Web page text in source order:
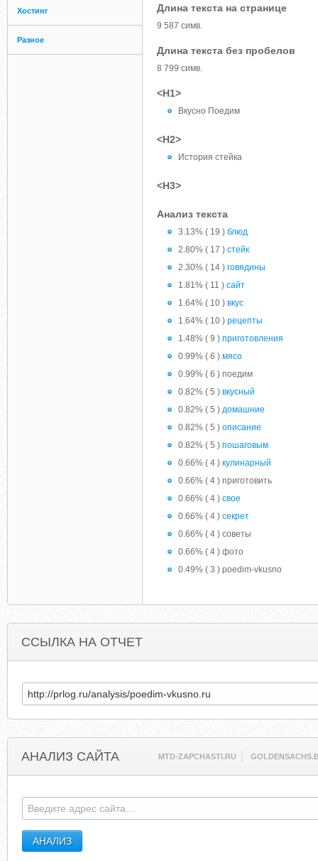
Хостинг
Разное
Длина текста на странице
9 587 симв.
Длина текста без пробелов
8 799 симв.
<H1>
Вкусно Поедим
<H2>
История стейка
<H3>
Анализ текста
3.13% ( 19 ) блюд
2.80% ( 17 ) стейк
2.30% ( 14 ) говядины
1.81% ( 11 ) сайт
1.64% ( 10 ) вкус
1.64% ( 10 ) рецепты
1.48% ( 9 ) приготовления
0.99% ( 6 ) мясо
0.99% ( 6 ) поедим
0.82% ( 5 ) вкусный
0.82% ( 5 ) домашние
0.82% ( 5 ) описание
0.82% ( 5 ) пошаговым
0.66% ( 4 ) кулинарный
0.66% ( 4 ) приготовить
0.66% ( 4 ) свое
0.66% ( 4 ) секрет
0.66% ( 4 ) советы
0.66% ( 4 ) фото
0.49% ( 3 ) poedim-vkusno
ССЫЛКА НА ОТЧЕТ
АНАЛИЗ САЙТА MTD-ZAPCHASTI.RU